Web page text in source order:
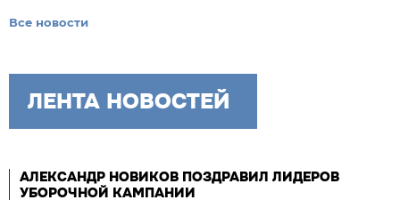
Все новости
ЛЕНТА НОВОСТЕЙ
АЛЕКСАНДР НОВИКОВ ПОЗДРАВИЛ ЛИДЕРОВ
УБОРОЧНОЙ КАМПАНИИ